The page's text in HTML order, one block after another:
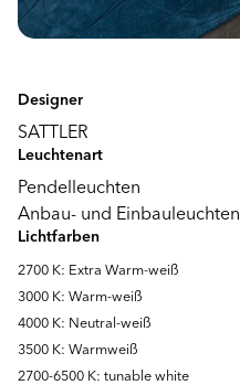
Designer
SATTLER
Leuchtenart
Pendelleuchten
Anbau- und Einbauleuchten
Lichtfarben
2700 K: Extra Warm-weiß
3000 K: Warm-weiß
4000 K: Neutral-weiß
3500 K: Warmweiß
2700-6500 K: tunable white